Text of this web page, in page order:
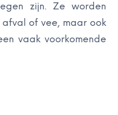
zijn. Ze worden
of vee, maar ook
vaak voorkomende